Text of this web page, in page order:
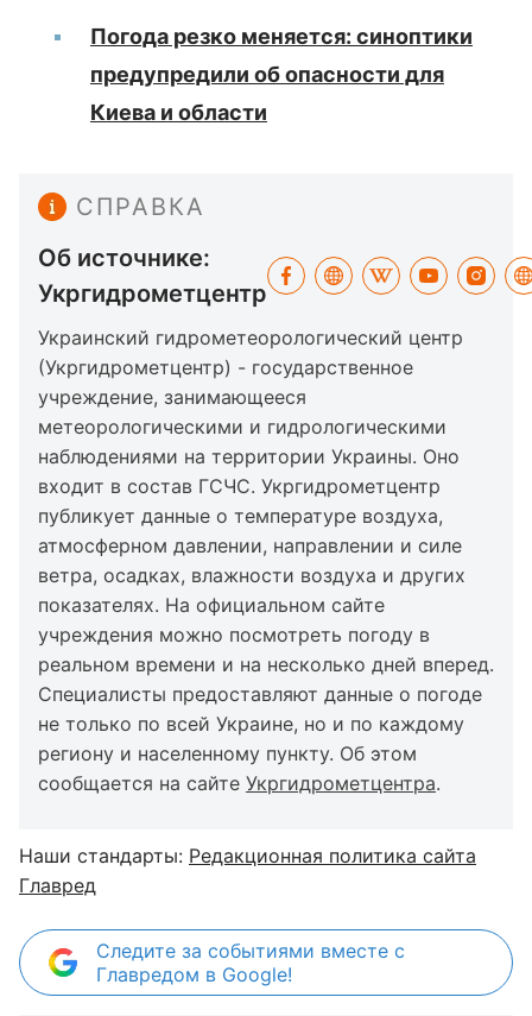
Погода резко меняется: синоптики
предупредили об опасности для
Киева и области
СПРАВКА
Об источнике:
Укргидрометцентр
Украинский гидрометеорологический центр
(Укргидрометцентр) - государственное
учреждение, занимающееся
метеорологическими и гидрологическими
наблюдениями на территории Украины. Оно
входит в состав ГСЧС. Укргидрометцентр
публикует данные о температуре воздуха,
атмосферном давлении, направлении и силе
ветра, осадках, влажности воздуха и других
показателях. На официальном сайте
учреждения можно посмотреть погоду в
реальном времени и на несколько дней вперед.
Специалисты предоставляют данные о погоде
не только по всей Украине, но и по каждому
региону и населенному пункту. Об этом
сообщается на сайте Укргидрометцентра.
Наши стандарты: Редакционная политика сайта
Главред
Следите за событиями вместе с
Главредом в Google!